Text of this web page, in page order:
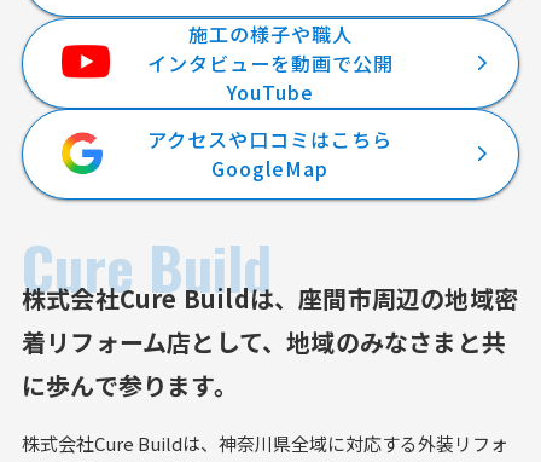
施工の様子や職人
インタビューを動画で公開
YouTube
アクセスや口コミはこちら
GoogleMap
Cure Build
株式会社Cure Buildは、座間市周辺の地域密
着リフォーム店として、地域のみなさまと共
に歩んで参ります。
株式会社Cure Buildは、神奈川県全域に対応する外装リフォ